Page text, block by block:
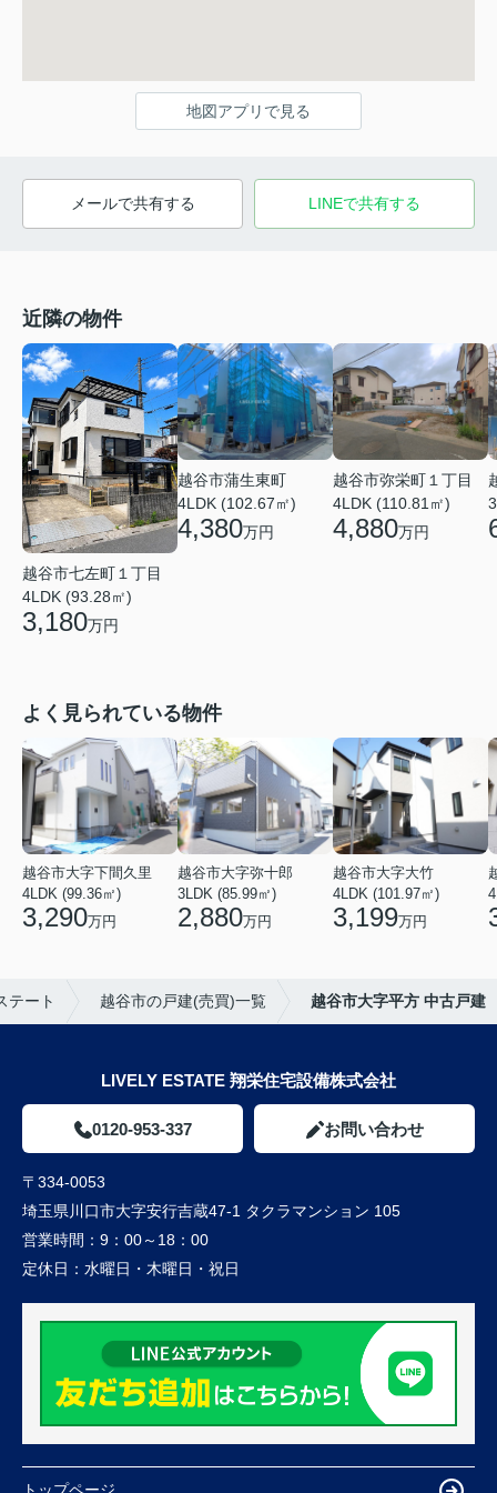
地図アプリで見る
メールで共有する LINEで共有する
近隣の物件
越谷市七左町１丁目
4LDK (93.28㎡)
3,180万円
越谷市蒲生東町
4LDK (102.67㎡)
4,380万円
越谷市弥栄町１丁目
4LDK (110.81㎡)
4,880万円
よく見られている物件
越谷市大字下間久里
4LDK (99.36㎡)
3,290万円
越谷市大字弥十郎
3LDK (85.99㎡)
2,880万円
越谷市大字大竹
4LDK (101.97㎡)
3,199万円
テート 越谷市の戸建(売買)一覧 越谷市大字平方 中古戸建
LIVELY ESTATE 翔栄住宅設備株式会社
0120-953-337 お問い合わせ
〒334-0053
埼玉県川口市大字安行吉蔵47-1 タクラマンション 105
営業時間： 9：00～18：00
定休日： 水曜日・木曜日・祝日